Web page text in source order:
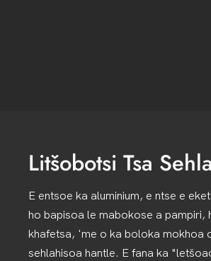
Litšobotsi Tsa
E entsoe ka aluminium, e ntse e
ho bapisoa le mabokose a
khafetsa, 'me o ka boloka mokhoa
sehlahisoa hantle. E fana ka